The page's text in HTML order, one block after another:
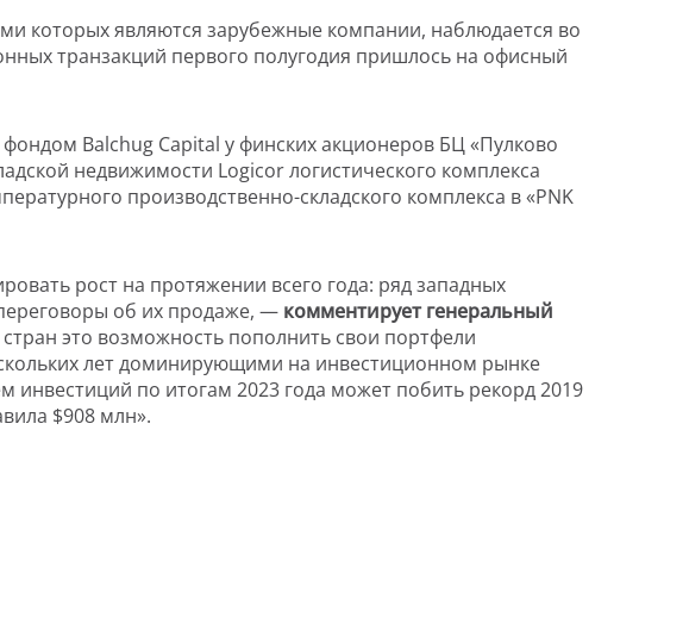
которых являются зарубежные компании, наблюдается во
транзакций первого полугодия пришлось на офисный
Balchug Capital у финских акционеров БЦ «Пулково
недвижимости Logicor логистического комплекса
производственно-складского комплекса в «PNK
рост на протяжении всего года: ряд западных
об их продаже, — комментирует генеральный
это возможность пополнить свои портфели
лет доминирующими на инвестиционном рынке
по итогам 2023 года может побить рекорд 2019
$908 млн».